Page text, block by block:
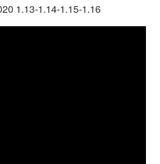
1.13-1.14-1.15-1.16